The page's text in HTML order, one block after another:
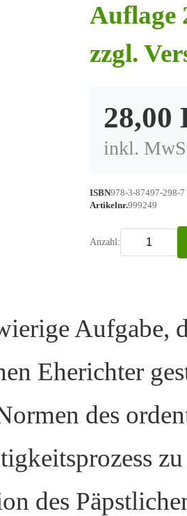
Auflage
zzgl.
28,00
inkl.
ISBN978-3-87497-298-7
Artikelnr.999249
Anzahl:
Aufgabe,
Eherichter
des
des